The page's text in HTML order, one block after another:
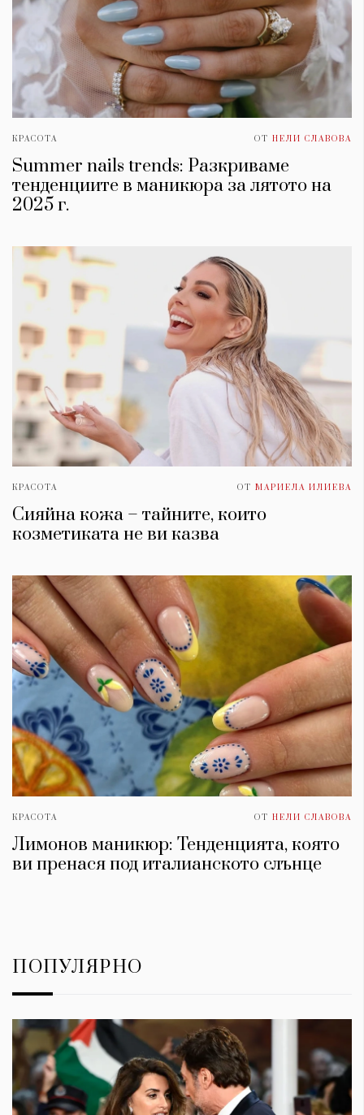
КРАСОТА ОТ НЕЛИ СЛАВОВА
Summer nails trends: Разкриваме
тенденциите в маникюра за лятото на
2025 г.
КРАСОТА ОТ МАРИЕЛА ИЛИЕВА
Сияйна кожа – тайните, които
козметиката не ви казва
КРАСОТА ОТ НЕЛИ СЛАВОВА
Лимонов маникюр: Тенденцията, която
ви пренася под италианското слънце
ПОПУЛЯРНО